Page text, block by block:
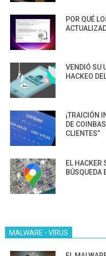
POR QUÉ
VENDIÓ SU
HACKEO
¡TRAICIÓN
DE
CLIENTES”
EL HACKER
BÚSQUEDA
MALWARE - VIRUS